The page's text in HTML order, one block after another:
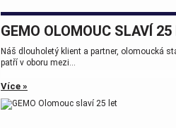
GEMO OLOMOUC SLAVÍ 25
Náš dlouholetý klient a partner, olomoucká
patří v oboru mezi...
Více »